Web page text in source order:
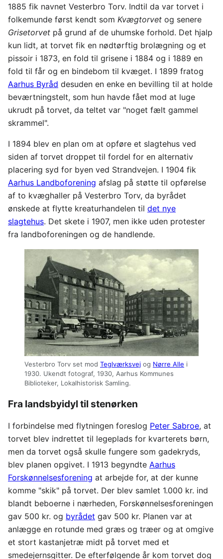
1885 fik navnet Vesterbro Torv. Indtil da var torvet i
folkemunde først kendt som Kvægtorvet og senere
Grisetorvet på grund af de uhumske forhold. Det hjalp
kun lidt, at torvet fik en nødtørftig brolægning og et
pissoir i 1873, en fold til grisene i 1884 og i 1889 en
fold til får og en bindebom til kvæget. I 1899 fratog
Aarhus Byråd desuden en enke en bevilling til at holde
beværtningstelt, som hun havde fået mod at luge
ukrudt på torvet, da teltet var "noget fælt gammel
skrammel".
I 1894 blev en plan om at opføre et slagtehus ved
siden af torvet droppet til fordel for en alternativ
placering syd for byen ved Strandvejen. I 1904 fik
Aarhus Landboforening afslag på støtte til opførelse
af to kvæghaller på Vesterbro Torv, da byrådet
ønskede at flytte kreaturhandelen til det nye
slagtehus. Det skete i 1907, men ikke uden protester
fra landboforeningen og de handlende.
Vesterbro Torv set mod Teglværksvej og Nørre Alle i
1930. Ukendt fotograf, 1930, Aarhus Kommunes
Biblioteker, Lokalhistorisk Samling.
Fra landsbyidyl til stenørken
I forbindelse med flytningen foreslog Peter Sabroe, at
torvet blev indrettet til legeplads for kvarterets børn,
men da torvet også skulle fungere som gadekryds,
blev planen opgivet. I 1913 begyndte Aarhus
Forskønnelsesforening at arbejde for, at der kunne
komme "skik" på torvet. Der blev samlet 1.000 kr. ind
blandt beboerne i nærheden, Forskønnelsesforeningen
gav 500 kr. og byrådet gav 500 kr. Planen var at
anlægge en rotunde med græs og træer og at omgive
et stort kastanjetræ midt på torvet med et
smedejernsgitter. De efterfølgende år kom torvet dog